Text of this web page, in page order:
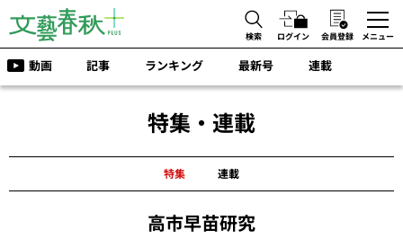
検索 ログイン 会員登録 メニュー
動画 記事 ランキング 最新号 連載
特集・連載
特集 連載
高市早苗研究